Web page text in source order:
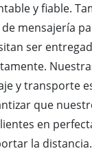
y fiable.
mensajería
ser
y transporte
que
en
la distancia.